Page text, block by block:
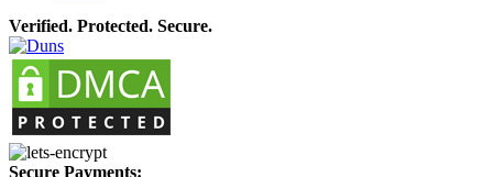
Verified. Protected. Secure.
Secure Payments: